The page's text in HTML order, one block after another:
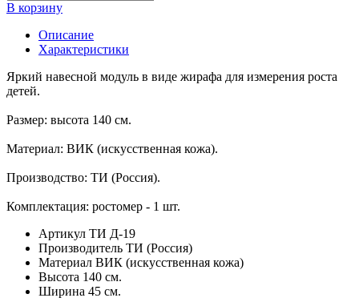
В корзину
Описание
Характеристики
Яркий навесной модуль в виде жирафа для измерения роста
детей.
Размер: высота 140 см.
Материал: ВИК (искусственная кожа).
Производство: ТИ (Россия).
Комплектация: ростомер - 1 шт.
Артикул ТИ Д-19
Производитель ТИ (Россия)
Материал ВИК (искусственная кожа)
Высота 140 см.
Ширина 45 см.